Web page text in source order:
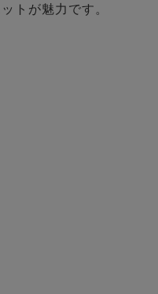
トが魅力です。